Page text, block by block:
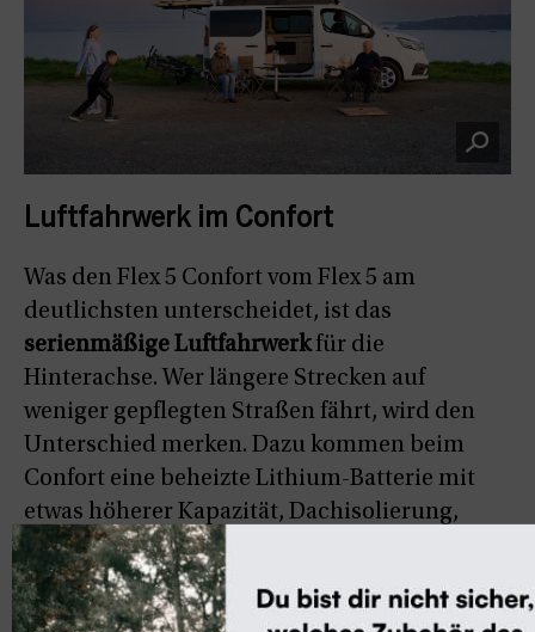
Luftfahrwerk im Confort
Was den Flex 5 Confort vom Flex 5 am
deutlichsten unterscheidet, ist das
serienmäßige Luftfahrwerkfür die
Hinterachse. Wer längere Strecken auf
weniger gepflegten Straßen fährt, wird den
Unterschied merken. Dazu kommen beim
Confort eine beheizte Lithium-Batterie mit
etwas höherer Kapazität, Dachisolierung,
Ganzjahresreifen und adaptiver Tempomat –
alles ohne Aufpreis. Der Flex 5 Confort kostet
65.900 Euro, der Flex 562.900 Euro , jeweils in